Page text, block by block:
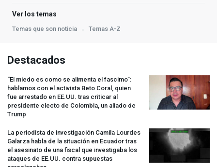
Ver los temas
Temas que son noticia Temas A-Z
Destacados
“El miedo es como se alimenta el fascimo”:
hablamos con el activista Beto Coral, quien
fue arrestado en EE.UU. tras criticar al
presidente electo de Colombia, un aliado de
Trump
La periodista de investigación Camila Lourdes
Galarza habla de la situación en Ecuador tras
el asesinato de una fiscal que investigaba los
ataques de EE.UU. contra supuestas